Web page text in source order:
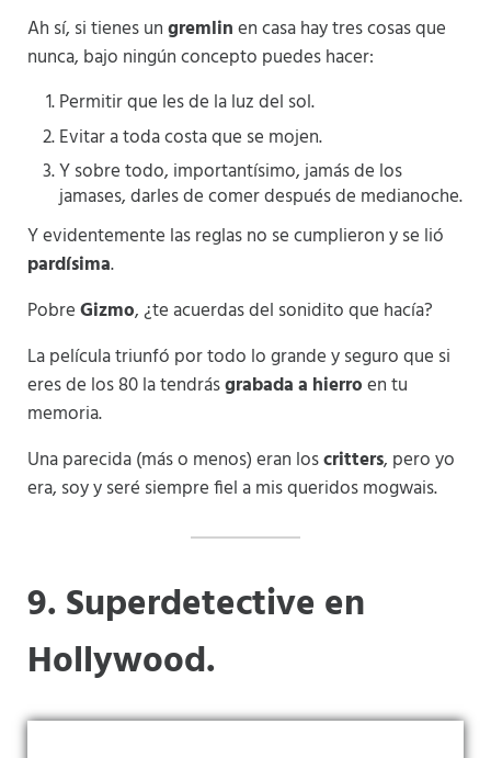
Ah sí, si tienes ungremlinen casa hay tres cosas que
nunca, bajo ningún concepto puedes hacer:
Permitir que les de la luz del sol.
Evitar a toda costa que se mojen.
Y sobre todo, importantísimo, jamás de los
jamases, darles de comer después de medianoche.
Y evidentemente las reglas no se cumplieron y se lió
pardísima.
PobreGizmo, ¿te acuerdas del sonidito que hacía?
La película triunfó por todo lo grande y seguro que si
eres de los 80 la tendrásgrabada a hierroen tu
memoria.
Una parecida (más o menos) eran loscritters, pero yo
era, soy y seré siempre fiel a mis queridos mogwais.
9. Superdetective en
Hollywood.